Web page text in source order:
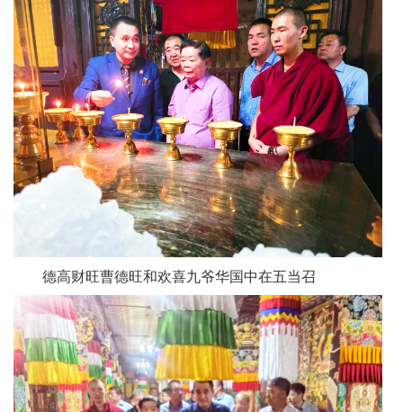
德高财旺曹德旺和欢喜九爷华国中在五当召